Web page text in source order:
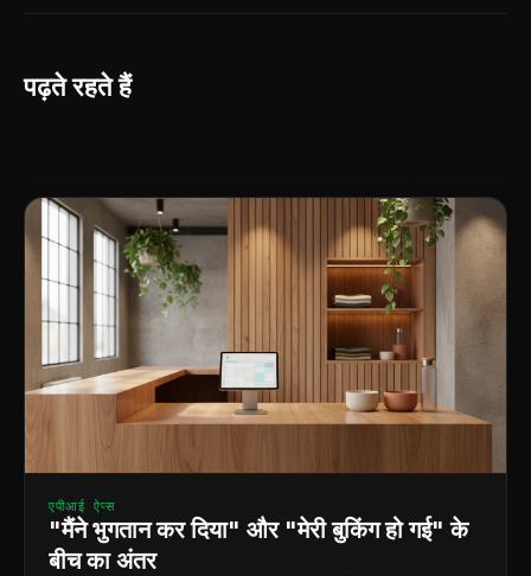
पढ़ते रहते हैं
एपीआई ऐप्स
"मैंने भुगतान कर दिया" और "मेरी बुकिंग हो गई" के
बीच का अंतर